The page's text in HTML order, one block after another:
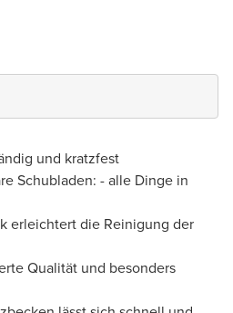
und kratzfest
Schubladen: - alle Dinge in
erleichtert die Reinigung der
Qualität und besonders